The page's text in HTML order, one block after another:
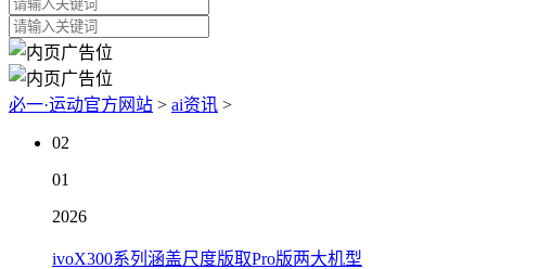
必一·运动官方网站 > ai资讯 >
02
01
2026
ivoX300系列涵盖尺度版取Pro版两大机型